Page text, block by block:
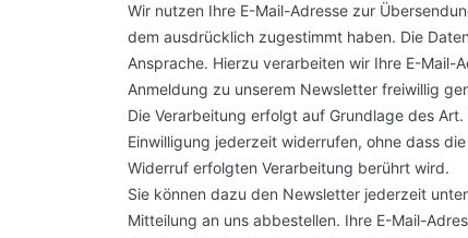
Wir nutzen Ihre E-Mail-Adresse zur
dem ausdrücklich zugestimmt haben. Die
Ansprache. Hierzu verarbeiten wir Ihre E-Mail-
Anmeldung zu unserem Newsletter freiwillig
Die Verarbeitung erfolgt auf Grundlage des
Einwilligung jederzeit widerrufen, ohne dass
Widerruf erfolgten Verarbeitung berührt wird.
Sie können dazu den Newsletter jederzeit
Mitteilung an uns abbestellen. Ihre E-Mail-